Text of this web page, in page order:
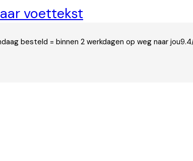
voettekst
besteld = binnen 2 werkdagen op weg naar jou